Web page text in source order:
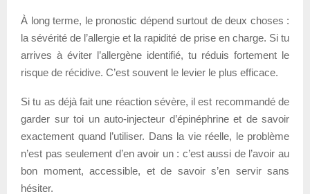
À long terme, le pronostic dépend surtout de deux choses :
la sévérité de l’allergie et la rapidité de prise en charge. Si tu
arrives à éviter l’allergène identifié, tu réduis fortement le
risque de récidive. C’est souvent le levier le plus efficace.
Si tu as déjà fait une réaction sévère, il est recommandé de
garder sur toi un auto-injecteur d’épinéphrine et de savoir
exactement quand l’utiliser. Dans la vie réelle, le problème
n’est pas seulement d’en avoir un : c’est aussi de l’avoir au
bon moment, accessible, et de savoir s’en servir sans
hésiter.